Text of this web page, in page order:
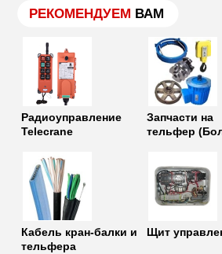
РЕКОМЕНДУЕМ ВАМ
Радиоуправление
Telecrane
Запчасти на
тельфер
Кабель кран-балки и
тельфера
Щит